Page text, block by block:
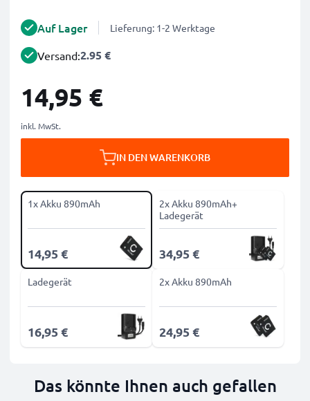
Auf Lager Lieferung: 1-2 Werktage
Versand:2.95 €
14,95 €
inkl. MwSt.
IN DEN WARENKORB
1x Akku 890mAh
14,95 €
2x Akku 890mAh+
Ladegerät
34,95 €
Ladegerät
16,95 €
2x Akku 890mAh
24,95 €
Das könnte Ihnen auch gefallen